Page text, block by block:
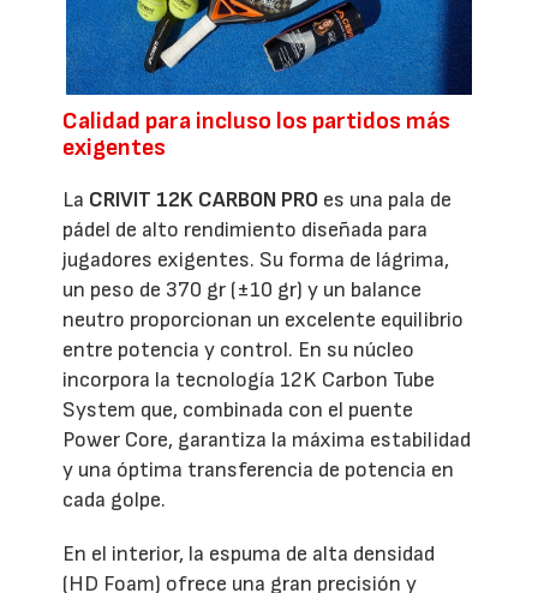
Calidad para incluso los partidos más
exigentes
La CRIVIT 12K CARBON PRO es una pala de
pádel de alto rendimiento diseñada para
jugadores exigentes. Su forma de lágrima,
un peso de 370 gr (±10 gr) y un balance
neutro proporcionan un excelente equilibrio
entre potencia y control. En su núcleo
incorpora la tecnología 12K Carbon Tube
System que, combinada con el puente
Power Core, garantiza la máxima estabilidad
y una óptima transferencia de potencia en
cada golpe.
En el interior, la espuma de alta densidad
(HD Foam) ofrece una gran precisión y